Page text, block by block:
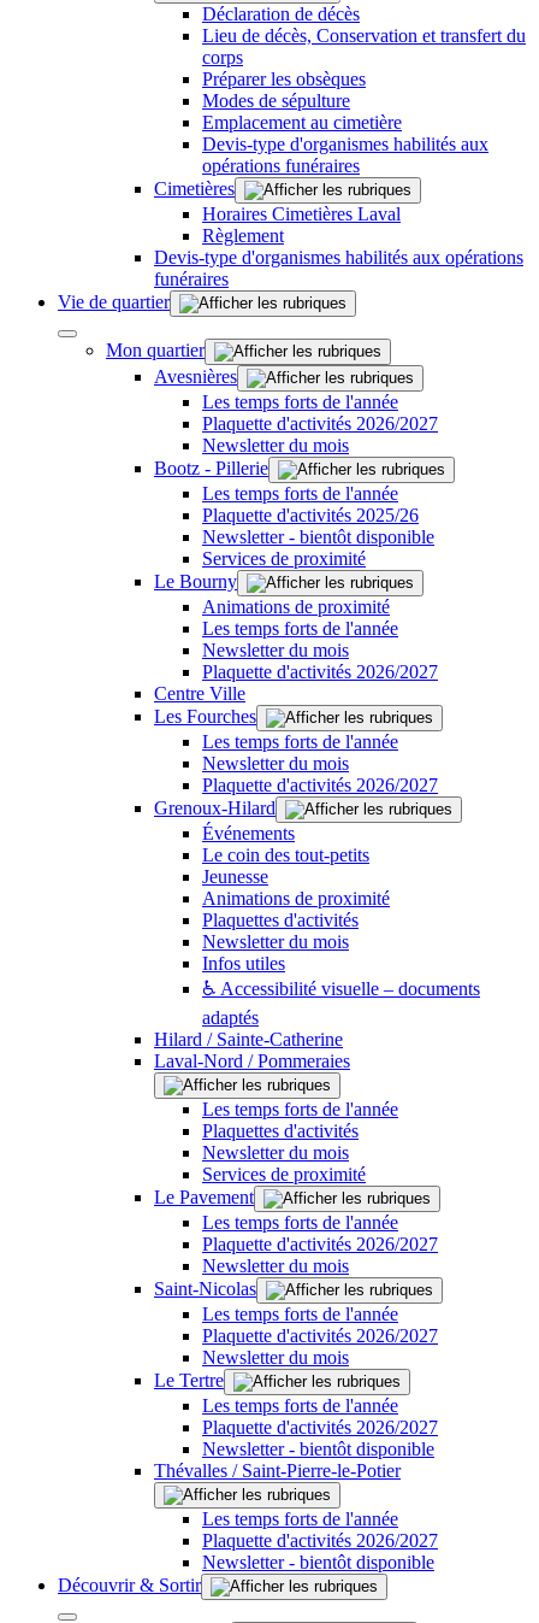
Déclaration de décès
Lieu de décès, Conservation et transfert du
corps
Préparer les obsèques
Modes de sépulture
Emplacement au cimetière
Devis-type d'organismes habilités aux
opérations funéraires
Cimetières
Horaires Cimetières Laval
Règlement
Devis-type d'organismes habilités aux opérations
funéraires
Vie de quartier
Mon quartier
Avesnières
Les temps forts de l'année
Plaquette d'activités 2026/2027
Newsletter du mois
Bootz - Pillerie
Les temps forts de l'année
Plaquette d'activités 2025/26
Newsletter - bientôt disponible
Services de proximité
Le Bourny
Animations de proximité
Les temps forts de l'année
Newsletter du mois
Plaquette d'activités 2026/2027
Centre Ville
Les Fourches
Les temps forts de l'année
Newsletter du mois
Plaquette d'activités 2026/2027
Grenoux-Hilard
Événements
Le coin des tout-petits
Jeunesse
Animations de proximité
Plaquettes d'activités
Newsletter du mois
Infos utiles
♿ Accessibilité visuelle – documents
adaptés
Hilard / Sainte-Catherine
Laval-Nord / Pommeraies
Les temps forts de l'année
Plaquettes d'activités
Newsletter du mois
Services de proximité
Le Pavement
Les temps forts de l'année
Plaquette d'activités 2026/2027
Newsletter du mois
Saint-Nicolas
Les temps forts de l'année
Plaquette d'activités 2026/2027
Newsletter du mois
Le Tertre
Les temps forts de l'année
Plaquette d'activités 2026/2027
Newsletter - bientôt disponible
Thévalles / Saint-Pierre-le-Potier
Les temps forts de l'année
Plaquette d'activités 2026/2027
Newsletter - bientôt disponible
Découvrir & Sortir